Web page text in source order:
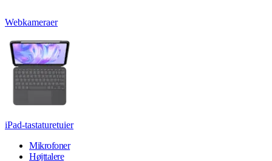
Webkameraer
iPad-tastaturetuier
Mikrofoner
Højttalere